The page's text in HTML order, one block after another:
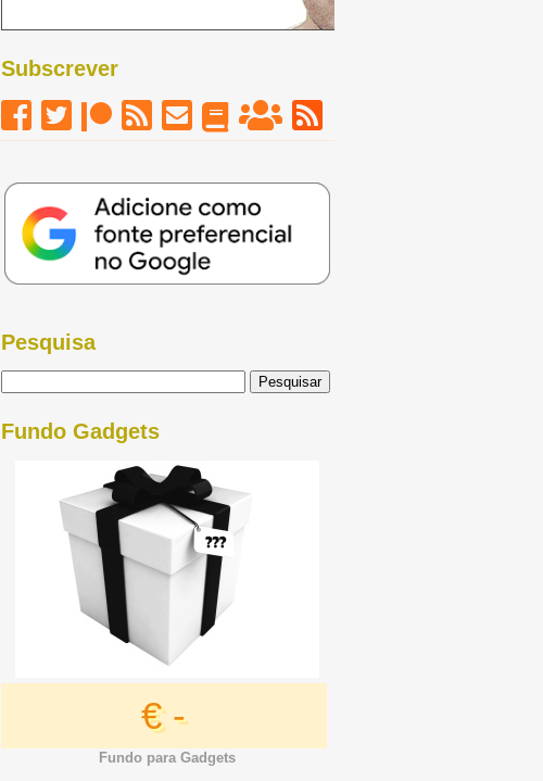
Subscrever
Pesquisa
Fundo Gadgets
€ -
Fundo para Gadgets